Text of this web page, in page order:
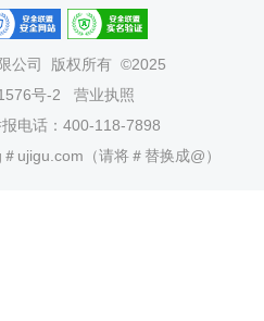
公司
版权所有 ©2025
号-2
营业执照
电话：400-118-7898
ujigu.com（请将＃替换成@）